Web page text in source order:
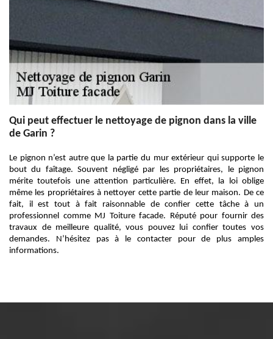
Qui peut effectuer le nettoyage de pignon dans la ville
de Garin ?
Le pignon n’est autre que la partie du mur extérieur qui supporte le
bout du faîtage. Souvent négligé par les propriétaires, le pignon
mérite toutefois une attention particulière. En effet, la loi oblige
même les propriétaires à nettoyer cette partie de leur maison. De ce
fait, il est tout à fait raisonnable de confier cette tâche à un
professionnel comme MJ Toiture facade. Réputé pour fournir des
travaux de meilleure qualité, vous pouvez lui confier toutes vos
demandes. N’hésitez pas à le contacter pour de plus amples
informations.